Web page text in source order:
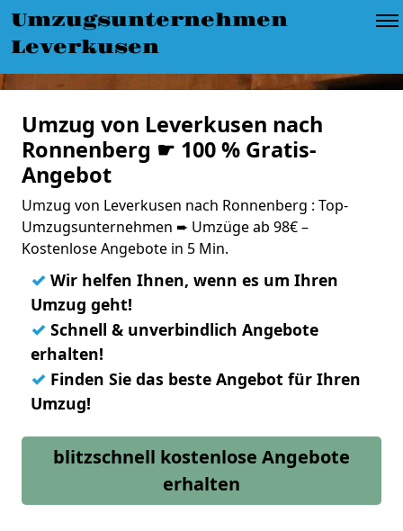
Umzugsunternehmen
Leverkusen
Umzug von Leverkusen nach
Ronnenberg ☛ 100 % Gratis-
Angebot
Umzug von Leverkusen nach Ronnenberg : Top-
Umzugsunternehmen ➨ Umzüge ab 98€ –
Kostenlose Angebote in 5 Min.
✓ Wir helfen Ihnen, wenn es um Ihren
Umzug geht!
✓ Schnell & unverbindlich Angebote
erhalten!
✓ Finden Sie das beste Angebot für Ihren
Umzug!
blitzschnell kostenlose Angebote
erhalten